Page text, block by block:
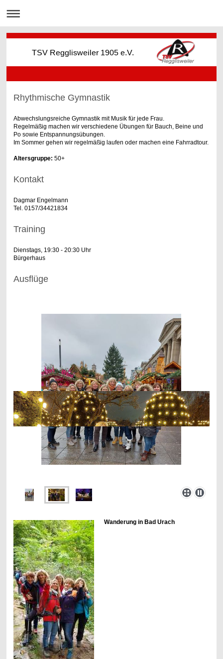
TSV Regglisweiler 1905 e.V.
Rhythmische Gymnastik
Abwechslungsreiche Gymnastik mit Musik für jede Frau.
Regelmäßig machen wir verschiedene Übungen für Bauch, Beine und
Po sowie Entspannungsübungen.
Im Sommer gehen wir regelmäßig laufen oder machen eine Fahrradtour.
Altersgruppe: 50+
Kontakt
Dagmar Engelmann
Tel. 0157/34421834
Training
Dienstags, 19:30 - 20:30 Uhr
Bürgerhaus
Ausflüge
Wanderung in Bad Urach